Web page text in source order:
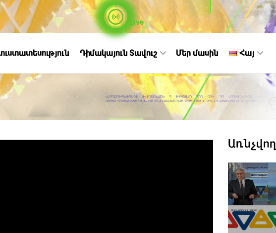
Live
Դիմակայուն Տավուշ Մեր մասին Հայ
Առնչվող